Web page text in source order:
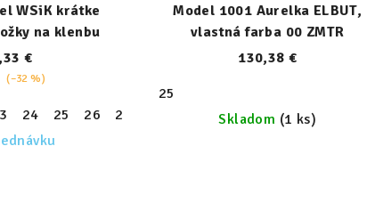
37
WSiK krátke
na klenbu
€
(–32 %)
24 25 26 27 30 31 32 33
Model 1001 Aurelka ELBUT,
vlastná farba 00 ZMTR
130,38 €
25
Skladom (1 ks)